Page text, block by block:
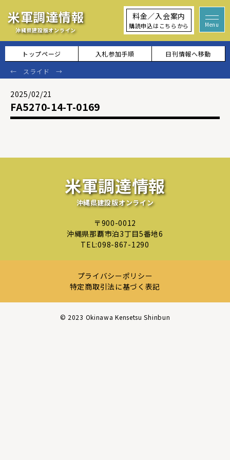
米軍調達情報
沖縄県建設版オンライン
料金／入会案内
購読申込はこちらから
トップページ 入札参加手順 日刊情報へ移動
2025/02/21
FA5270-14-T-0169
米軍調達情報
沖縄県建設版オンライン
〒900-0012
沖縄県那覇市泊3丁目5番地6
TEL:098-867-1290
プライバシーポリシー
特定商取引法に基づく表記
©︎ 2023 Okinawa Kensetsu Shinbun